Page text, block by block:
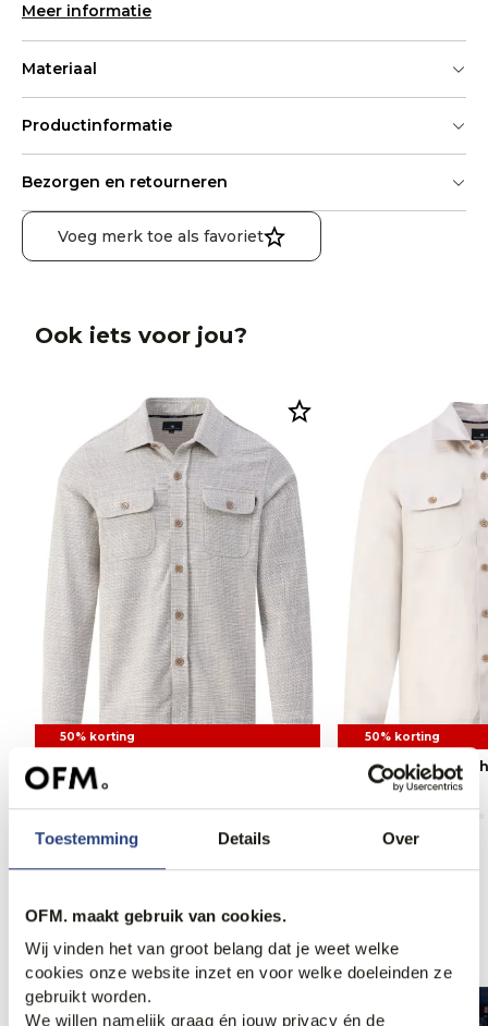
Toestemming Details Over
OFM. maakt gebruik van cookies.
Wij vinden het van groot belang dat je weet welke
cookies onze website inzet en voor welke doeleinden ze
gebruikt worden.
We willen namelijk graag én jouw privacy én de
Meer informatie
Materiaal
Productinformatie
Bezorgen en retourneren
Voeg merk toe als favoriet
Ook iets voor jou?
50% korting
State of Art Overshirt
139,95
69,95
50% korting
State of Art
149,95
Anderen bekeken ook